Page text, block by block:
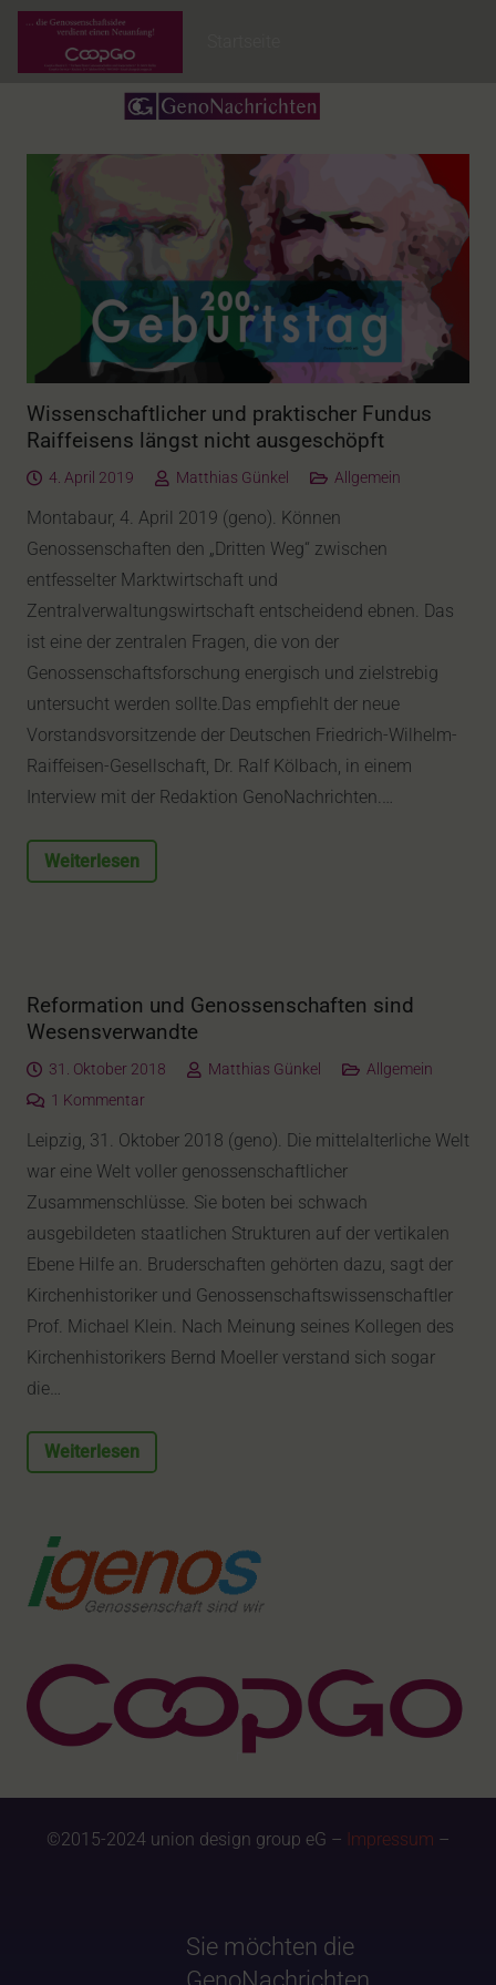
Wissenschaftlicher und praktischer Fundus
Raiffeisens längst nicht ausgeschöpft
4. April 2019 Matthias Günkel Allgemein
Montabaur, 4. April 2019 (geno). Können
Genossenschaften den „Dritten Weg“ zwischen
entfesselter Marktwirtschaft und
Zentralverwaltungswirtschaft entscheidend ebnen. Das
ist eine der zentralen Fragen, die von der
Genossenschaftsforschung energisch und zielstrebig
untersucht werden sollte.Das empfiehlt der neue
Vorstandsvorsitzende der Deutschen Friedrich-Wilhelm-
Raiffeisen-Gesellschaft, Dr. Ralf Kölbach, in einem
Interview mit der Redaktion GenoNachrichten.…
Weiterlesen
Reformation und Genossenschaften sind
Wesensverwandte
31. Oktober 2018 Matthias Günkel
Allgemein
1 Kommentar
Leipzig, 31. Oktober 2018 (geno). Die mittelalterliche Welt
war eine Welt voller genossenschaftlicher
Zusammenschlüsse. Sie boten bei schwach
ausgebildeten staatlichen Strukturen auf der vertikalen
Ebene Hilfe an. Bruderschaften gehörten dazu, sagt der
Kirchenhistoriker und Genossenschaftswissenschaftler
Prof. Michael Klein. Nach Meinung seines Kollegen des
Kirchenhistorikers Bernd Moeller verstand sich sogar
die…
Weiterlesen
©2015-2024 union design group eG – Impressum –
Sie möchten die